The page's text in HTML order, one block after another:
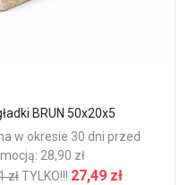
BRUN 50x20x5
w okresie 30 dni przed
28,90 zł
złTYLKO!!! 27,49 zł